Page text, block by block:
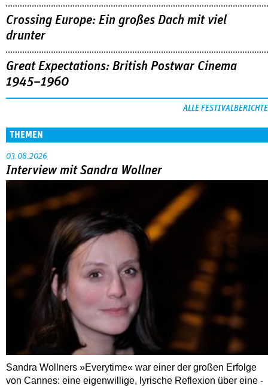
Crossing Europe: Ein großes Dach mit viel
drunter
Great Expectations: British Postwar Cinema
1945–1960
ALLE FESTIVALBERICHTE
THEMEN
03.08.2026
Interview mit Sandra Wollner
Sandra Wollners »Everytime« war einer der großen Erfolge
von Cannes: eine eigenwillige, lyrische Reflexion über eine ­